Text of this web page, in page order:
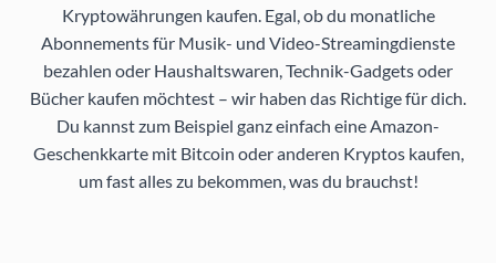
Kryptowährungen kaufen. Egal, ob du monatliche
Abonnements für Musik- und Video-Streamingdienste
bezahlen oder Haushaltswaren, Technik-Gadgets oder
Bücher kaufen möchtest – wir haben das Richtige für dich.
Du kannst zum Beispiel ganz einfach eine Amazon-
Geschenkkarte mit Bitcoin oder anderen Kryptos kaufen,
um fast alles zu bekommen, was du brauchst!